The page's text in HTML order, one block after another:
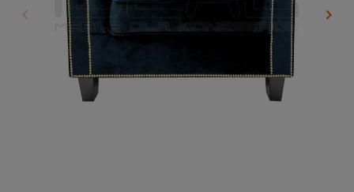
Poprzedni
keyboard_arrow_left keyboard_arrow_right